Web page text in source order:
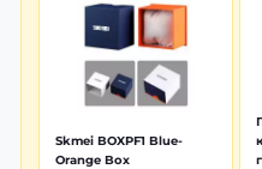
Skmei BOXPF1 Blue-
Orange Box